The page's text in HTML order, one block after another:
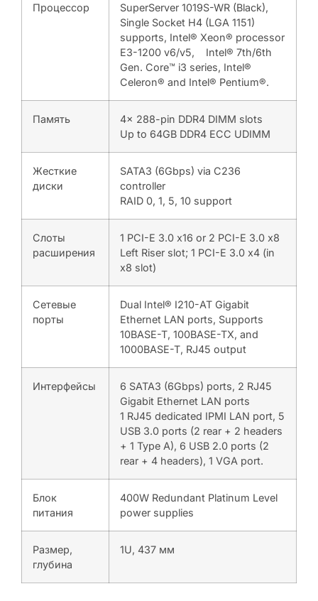
Процессор
SuperServer 1019S-WR (Black),
Single Socket H4 (LGA 1151)
supports, Intel® Xeon® processor
E3-1200 v6/v5, Intel® 7th/6th
Gen. Core™ i3 series, Intel®
Celeron® and Intel® Pentium®.
Память
4x 288-pin DDR4 DIMM slots
Up to 64GB DDR4 ECC UDIMM
Жесткие
диски
SATA3 (6Gbps) via C236
controller
RAID 0, 1, 5, 10 support
Слоты
расширения
1 PCI-E 3.0 x16 or 2 PCI-E 3.0 x8
Left Riser slot; 1 PCI-E 3.0 x4 (in
x8 slot)
Сетевые
порты
Dual Intel® I210-AT Gigabit
Ethernet LAN ports, Supports
10BASE-T, 100BASE-TX, and
1000BASE-T, RJ45 output
Интерфейсы
6 SATA3 (6Gbps) ports, 2 RJ45
Gigabit Ethernet LAN ports
1 RJ45 dedicated IPMI LAN port, 5
USB 3.0 ports (2 rear + 2 headers
+ 1 Type A), 6 USB 2.0 ports (2
rear + 4 headers), 1 VGA port.
Блок
питания
400W Redundant Platinum Level
power supplies
Размер,
глубина
1U, 437 мм